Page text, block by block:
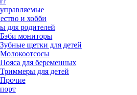
и хобби
для родителей
Бэби мониторы
Зубные щетки для детей
Молокоотсосы
Пояса для беременных
Триммеры для детей
Прочие